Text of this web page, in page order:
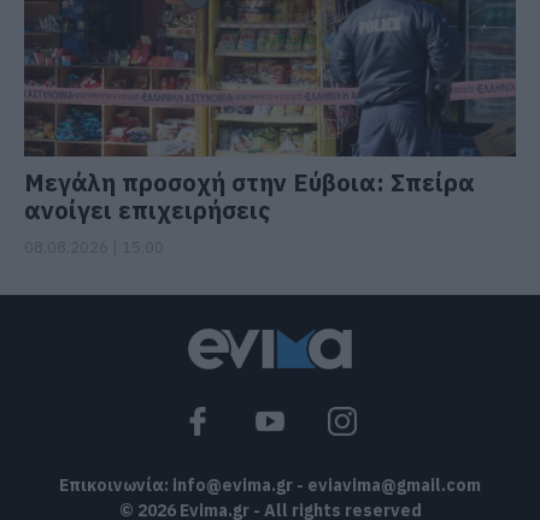
Μεγάλη προσοχή στην Εύβοια: Σπείρα
ανοίγει επιχειρήσεις
Επικοινωνία: info@evima.gr - eviavima@gmail.com
© 2026 Evima.gr - All rights reserved